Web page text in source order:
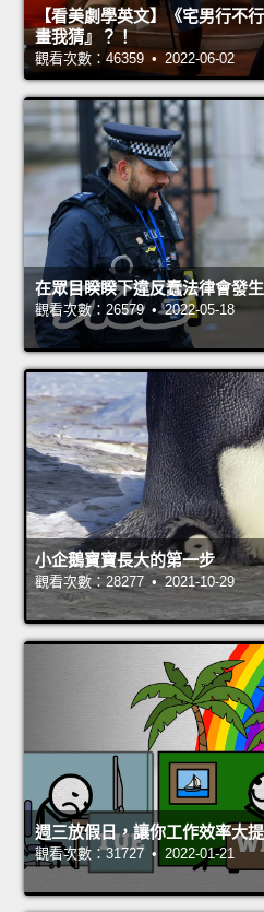
【看美劇學英文】《宅男行不
畫我猜』？！
觀看次數：46359 • 2022-06-02
在眾目睽睽下違反蠢法律會發
觀看次數：26579 • 2022-05-18
小企鵝寶寶長大的第一步
觀看次數：28277 • 2021-10-29
週三放假日，讓你工作效率大提
觀看次數：31727 • 2022-01-21